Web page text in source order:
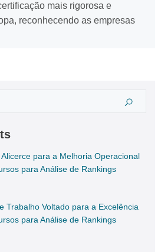
mais rigorosa e
reconhecendo as empresas
para a Melhoria Operacional
para Análise de Rankings
Trabalho Voltado para a Excelência
para Análise de Rankings